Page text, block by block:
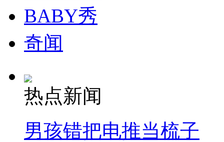
外交部：反对强权政治霸凌主义
外交部：有关国家言论片面不公正
安徽一实载49人客车翻车
BABY秀
奇闻
热点新闻
男孩错把电推当梳子